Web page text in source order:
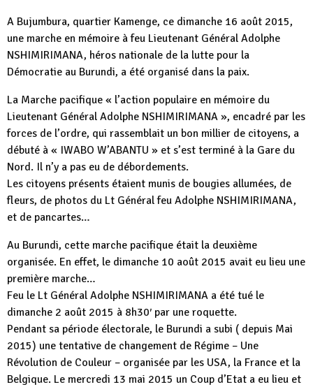
A Bujumbura, quartier Kamenge, ce dimanche 16 août 2015,
une marche en mémoire à feu Lieutenant Général Adolphe
NSHIMIRIMANA, héros nationale de la lutte pour la
Démocratie au Burundi, a été organisé dans la paix.
La Marche pacifique « l’action populaire en mémoire du
Lieutenant Général Adolphe NSHIMIRIMANA », encadré par les
forces de l’ordre, qui rassemblait un bon millier de citoyens, a
débuté à « IWABO W’ABANTU » et s’est terminé à la Gare du
Nord. Il n’y a pas eu de débordements.
Les citoyens présents étaient munis de bougies allumées, de
fleurs, de photos du Lt Général feu Adolphe NSHIMIRIMANA,
et de pancartes…
Au Burundi, cette marche pacifique était la deuxième
organisée. En effet, le dimanche 10 août 2015 avait eu lieu une
première marche…
Feu le Lt Général Adolphe NSHIMIRIMANA a été tué le
dimanche 2 août 2015 à 8h30′ par une roquette.
Pendant sa période électorale, le Burundi a subi ( depuis Mai
2015) une tentative de changement de Régime – Une
Révolution de Couleur – organisée par les USA, la France et la
Belgique. Le mercredi 13 mai 2015 un Coup d’Etat a eu lieu et